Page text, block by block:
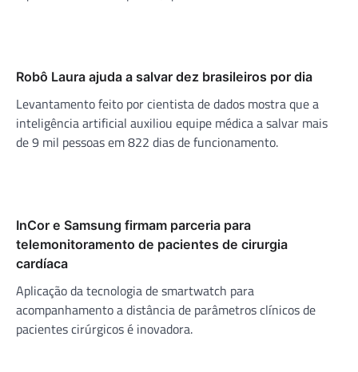
Robô Laura ajuda a salvar dez brasileiros por dia
Levantamento feito por cientista de dados mostra que a
inteligência artificial auxiliou equipe médica a salvar mais
de 9 mil pessoas em 822 dias de funcionamento.
InCor e Samsung firmam parceria para
telemonitoramento de pacientes de cirurgia
cardíaca
Aplicação da tecnologia de smartwatch para
acompanhamento a distância de parâmetros clínicos de
pacientes cirúrgicos é inovadora.